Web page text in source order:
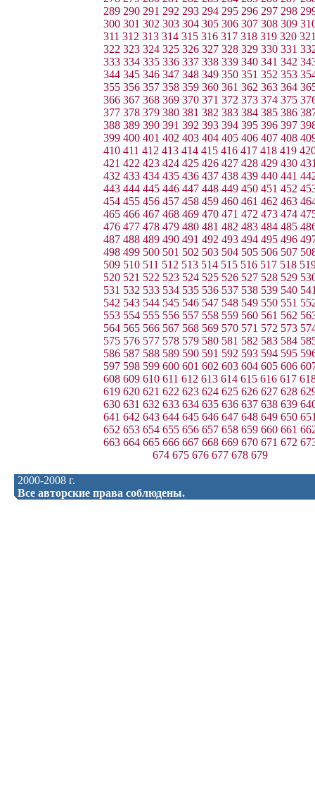
289 290 291 292 293 294 295 296 297 298
300 301 302 303 304 305 306 307 308 309
311 312 313 314 315 316 317 318 319 320
322 323 324 325 326 327 328 329 330 331
333 334 335 336 337 338 339 340 341 342
344 345 346 347 348 349 350 351 352 353
355 356 357 358 359 360 361 362 363 364
366 367 368 369 370 371 372 373 374 375
377 378 379 380 381 382 383 384 385 386
388 389 390 391 392 393 394 395 396 397
399 400 401 402 403 404 405 406 407 408
410 411 412 413 414 415 416 417 418 419
421 422 423 424 425 426 427 428 429 430
432 433 434 435 436 437 438 439 440 441
443 444 445 446 447 448 449 450 451 452
454 455 456 457 458 459 460 461 462 463
465 466 467 468 469 470 471 472 473 474
476 477 478 479 480 481 482 483 484 485
487 488 489 490 491 492 493 494 495 496
498 499 500 501 502 503 504 505 506 507
509 510 511 512 513 514 515 516 517 518
520 521 522 523 524 525 526 527 528 529
531 532 533 534 535 536 537 538 539 540
542 543 544 545 546 547 548 549 550 551
553 554 555 556 557 558 559 560 561 562
564 565 566 567 568 569 570 571 572 573
575 576 577 578 579 580 581 582 583 584
586 587 588 589 590 591 592 593 594 595
597 598 599 600 601 602 603 604 605 606
608 609 610 611 612 613 614 615 616 617
619 620 621 622 623 624 625 626 627 628
630 631 632 633 634 635 636 637 638 639
641 642 643 644 645 646 647 648 649 650
652 653 654 655 656 657 658 659 660 661
663 664 665 666 667 668 669 670 671 672
674 675 676 677 678 679
2000-2008 г.
Все авторские права соблюдены.